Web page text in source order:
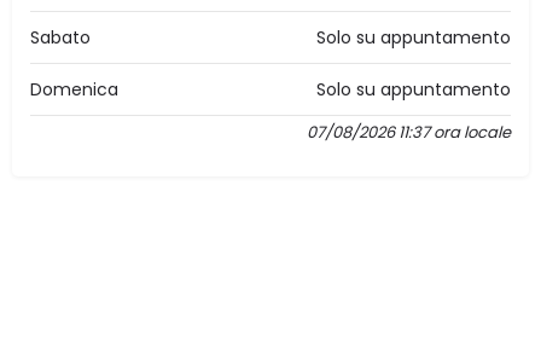
Sabato Solo su appuntamento
Domenica Solo su appuntamento
07/08/2026 11:37 ora locale